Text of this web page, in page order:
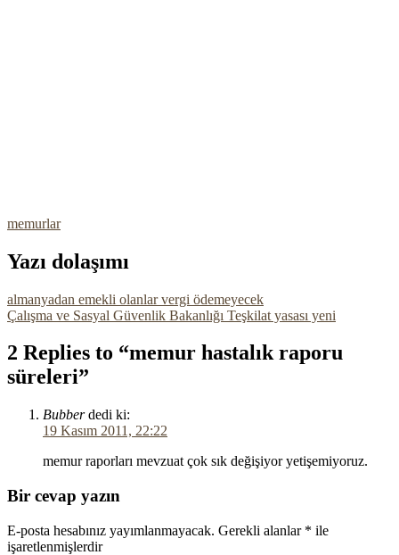
memurlar
Yazı dolaşımı
almanyadan emekli olanlar vergi ödemeyecek
Çalışma ve Sasyal Güvenlik Bakanlığı Teşkilat yasası yeni
2 Replies to “memur hastalık raporu
süreleri”
Bubber dedi ki:
19 Kasım 2011, 22:22
memur raporları mevzuat çok sık değişiyor yetişemiyoruz.
Bir cevap yazın
E-posta hesabınız yayımlanmayacak. Gerekli alanlar * ile
işaretlenmişlerdir